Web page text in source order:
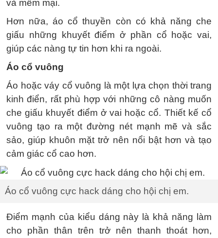
và mềm mại.
Hơn nữa, áo cổ thuyền còn có khả năng che
giấu những khuyết điểm ở phần cổ hoặc vai,
giúp các nàng tự tin hơn khi ra ngoài.
Áo cổ vuông
Áo hoặc váy cổ vuông là một lựa chọn thời trang
kinh điển, rất phù hợp với những cô nàng muốn
che giấu khuyết điểm ở vai hoặc cổ. Thiết kế cổ
vuông tạo ra một đường nét mạnh mẽ và sắc
sảo, giúp khuôn mặt trở nên nổi bật hơn và tạo
cảm giác cổ cao hơn.
Áo cổ vuông cực hack dáng cho hội chị em.
Điểm mạnh của kiểu dáng này là khả năng làm
cho phần thân trên trở nên thanh thoát hơn,